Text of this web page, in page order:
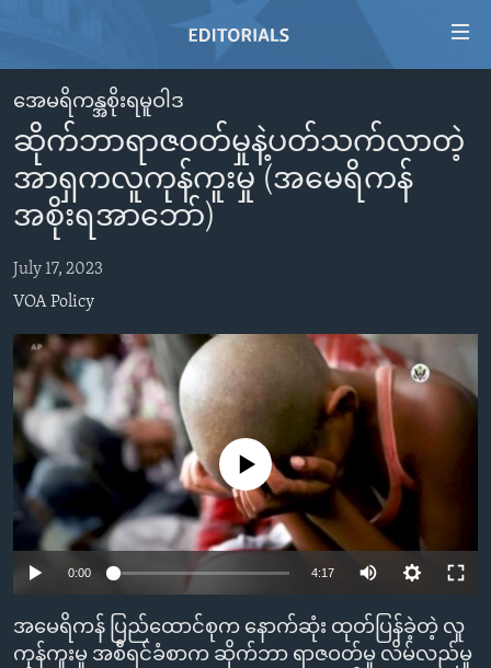
main
content
to
Navigation
Skip
to
Search
HOME
VIDEO
RADIO
REGIONS
AFRICA
AMERICAS
ASIA
EUROPE
MIDDLE EAST
TOPICS
HUMAN RIGHTS
SECURITY AND DEFENSE
AID AND DEVELOPMENT
DEMOCRACY AND GOVERNANCE
ECONOMY AND TRADE
ENVIRONMENT AND HEALTH
IDEALS AND INSTITUTIONS
ARCHIVE
ABOUT US
FOLLOW US
အေမရိကန္အစိုးရမူဝါဒ
ဆိုက်ဘာရာဇဝတ်မှုနဲ့ပတ်သက်လာတဲ့
အာရှကလူကုန်ကူးမှု (အမေရိကန်
အစိုးရအာဘော်)
July 17, 2023
VOA Policy
No media source currently available
0:00 4:17
အမေရိကန် ပြည်ထောင်စုက နောက်ဆုံး ထုတ်ပြန်ခဲ့တဲ့ လူ
ကုန်ကူးမှု အစီရင်ခံစာက ဆိုက်ဘာ ရာဇဝတ်မှု လိမ်လည်မှု